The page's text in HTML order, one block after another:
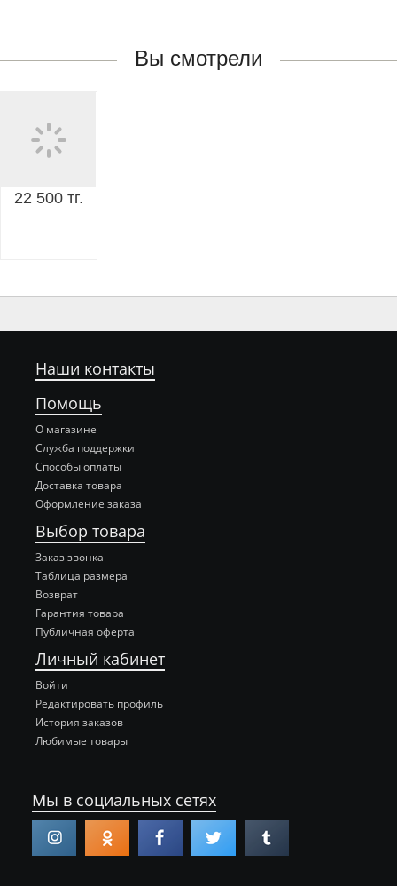
Вы смотрели
22 500 тг.
Наши контакты
Помощь
О магазине
Служба поддержки
Способы оплаты
Доставка товара
Оформление заказа
Выбор товара
Заказ звонка
Таблица размера
Возврат
Гарантия товара
Публичная оферта
Личный кабинет
Войти
Редактировать профиль
История заказов
Любимые товары
Мы в социальных сетях